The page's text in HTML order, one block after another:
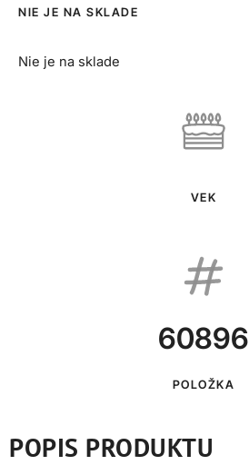
NIE JE NA SKLADE
Nie je na sklade
VEK
60896
POLOŽKA
POPIS PRODUKTU